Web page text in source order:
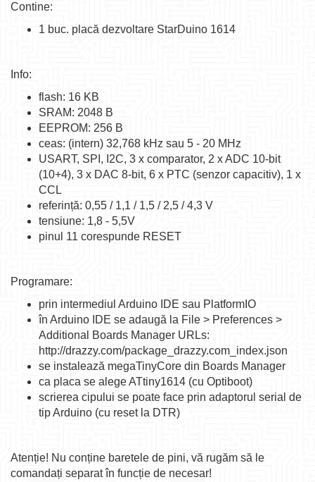
Contine:
1 buc. placă dezvoltare StarDuino 1614
Info:
flash: 16 KB
SRAM: 2048 B
EEPROM: 256 B
ceas: (intern) 32,768 kHz sau 5 - 20 MHz
USART, SPI, I2C, 3 x comparator, 2 x ADC 10-bit
(10+4), 3 x DAC 8-bit, 6 x PTC (senzor capacitiv), 1 x
CCL
referință: 0,55 / 1,1 / 1,5 / 2,5 / 4,3 V
tensiune: 1,8 - 5,5V
pinul 11 corespunde RESET
Programare:
prin intermediul Arduino IDE sau PlatformIO
în Arduino IDE se adaugă la File > Preferences >
Additional Boards Manager URLs:
http://drazzy.com/package_drazzy.com_index.json
se instalează megaTinyCore din Boards Manager
ca placa se alege ATtiny1614 (cu Optiboot)
scrierea cipului se poate face prin adaptorul serial de
tip Arduino (cu reset la DTR)
Atenție! Nu conține baretele de pini, vă rugăm să le
comandați separat în funcție de necesar!